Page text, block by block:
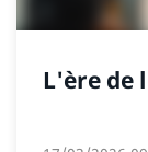
L'ère de